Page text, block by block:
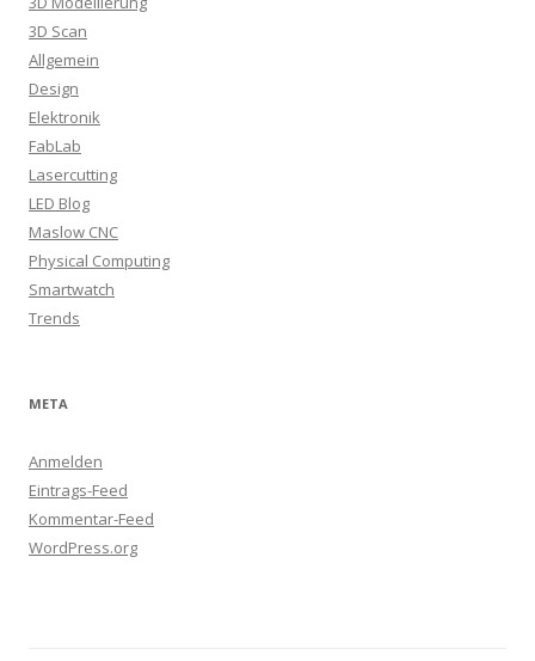
3D Scan
Allgemein
Design
Elektronik
FabLab
Lasercutting
LED Blog
Maslow CNC
Physical Computing
Smartwatch
Trends
META
Anmelden
Eintrags-Feed
Kommentar-Feed
WordPress.org